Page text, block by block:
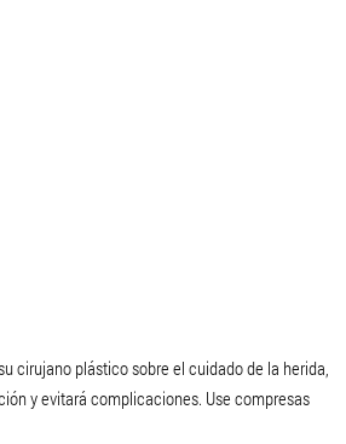
cirujano plástico sobre el cuidado de la herida,
y evitará complicaciones. Use compresas